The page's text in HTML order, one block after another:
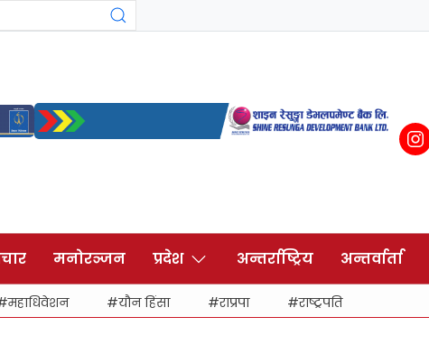
मनोरञ्जन प्रदेश अन्तर्राष्ट्रिय अन्तर्वार्ता
महाधिवेशन यौन हिंसा राप्रपा राष्ट्रपति